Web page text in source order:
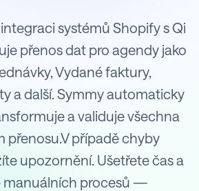
s Qi
systémů Shopify s Qi
přenos dat pro agendy jako
Vydané faktury,
a další. Symmy automaticky
a validuje všechna
přenosu.V případě chyby
upozornění. Ušetřete čas a
manuálních procesů —